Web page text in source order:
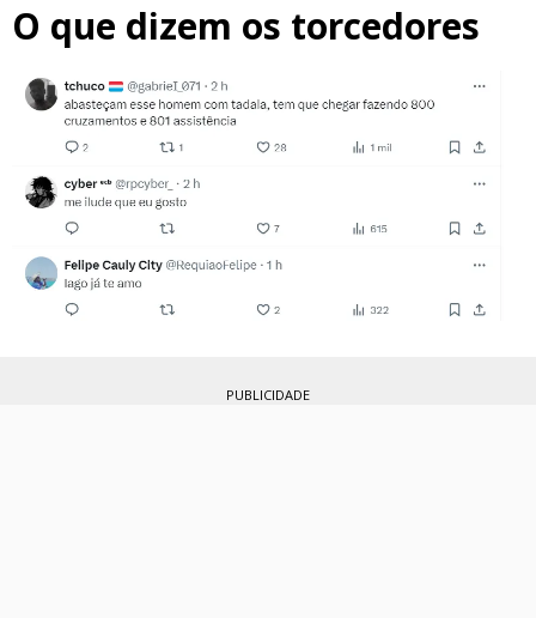
O que dizem os torcedores
PUBLICIDADE